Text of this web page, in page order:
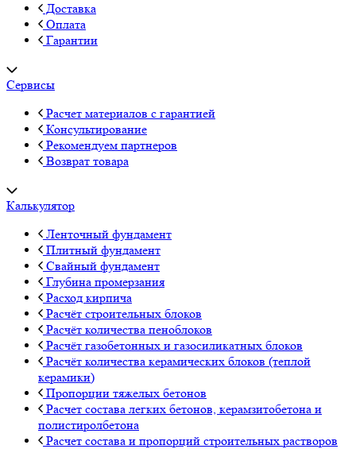
Доставка
Оплата
Гарантии
Сервисы
Расчет материалов с гарантией
Консультирование
Рекомендуем партнеров
Возврат товара
Калькулятор
Ленточный фундамент
Плитный фундамент
Свайный фундамент
Глубина промерзания
Расход кирпича
Расчёт строительных блоков
Расчёт количества пеноблоков
Расчёт газобетонных и газосиликатных блоков
Расчёт количества керамических блоков (теплой
керамики)
Пропорции тяжелых бетонов
Расчет состава легких бетонов, керамзитобетона и
полистиролбетона
Расчет состава и пропорций строительных растворов